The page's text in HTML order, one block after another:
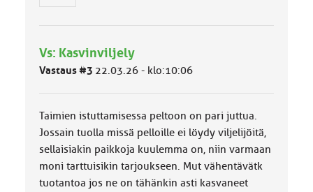
ä
l
k
a
:
Vs: Kasvinviljely
Vastaus #3 22.03.26 - klo:10:06
Taimien istuttamisessa peltoon on pari juttua.
Jossain tuolla missä pelloille ei löydy viljelijöitä,
sellaisiakin paikkoja kuulemma on, niin varmaan
moni tarttuisikin tarjoukseen. Mut vähentävätk
tuotantoa jos ne on tähänkin asti kasvaneet